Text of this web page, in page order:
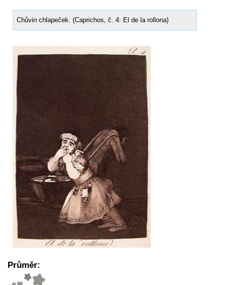
Chůvin chlapeček. (Caprichos, č. 4: El de la rollona)
Průměr: